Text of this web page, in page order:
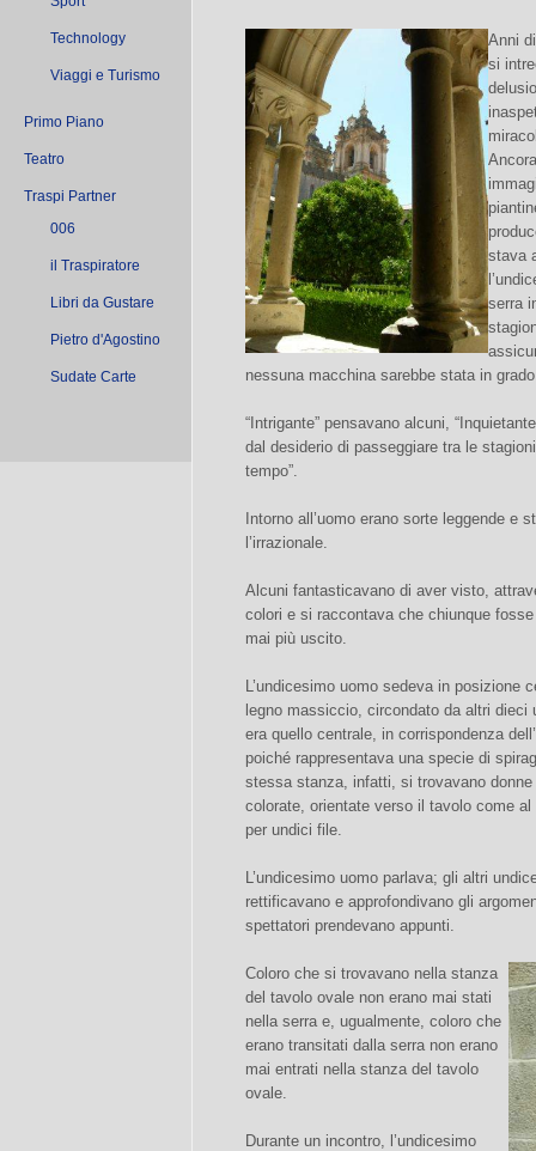
Technology
Viaggi e Turismo
Primo Piano
Teatro
Traspi Partner
006
il Traspiratore
Libri da Gustare
Pietro d'Agostino
Sudate Carte
Anni
si
stava
serra
nessuna macchina sarebbe stata in
“Intrigante” pensavano alcuni,
dal desiderio di passeggiare tra le
tempo”.
Intorno all’uomo erano sorte leggende e
l’irrazionale.
Alcuni fantasticavano di aver visto,
colori e si raccontava che chiunque
mai più uscito.
L’undicesimo uomo sedeva in posizione
legno massiccio, circondato da altri dieci
era quello centrale, in corrispondenza
poiché rappresentava una specie di
stessa stanza, infatti, si trovavano
colorate, orientate verso il tavolo come
per undici file.
L’undicesimo uomo parlava; gli altri
rettificavano e approfondivano gli
spettatori prendevano appunti.
Coloro che si trovavano nella stanza
del tavolo ovale non erano mai stati
nella serra e, ugualmente, coloro che
erano transitati dalla serra non erano
mai entrati nella stanza del tavolo
ovale.
Durante un incontro, l’undicesimo